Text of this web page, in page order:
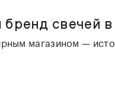
свечей
магазином —